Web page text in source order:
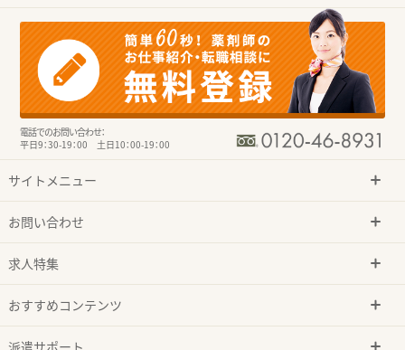
電話でのお問い合わせ：
平日9：30-19：00 土日10：00-19：00
サイトメニュー
お問い合わせ
求人特集
おすすめコンテンツ
派遣サポート